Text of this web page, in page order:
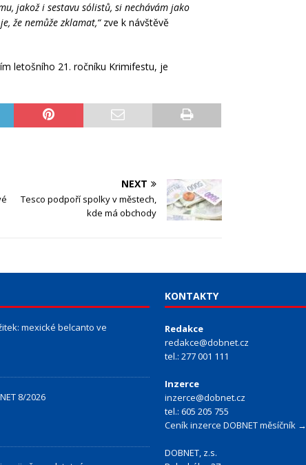
jakož i sestavu sólistů, si nechávám jako
že nemůže zklamat,“zve k návštěvě
letošního 21. ročníku Krimifestu, je
NEXT
Tesco podpoří spolky v městech,
kde má obchody
mexické belcanto ve
8/2026
KONTAKTY
Redakce
redakce@dobnet.cz
tel.: 277 001 111
Inzerce
inzerce@dobnet.cz
tel.: 605 205 755
Ceník inzerce DOBNET měsíčník →
DOBNET, z.s.